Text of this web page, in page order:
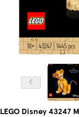
LEGO Disney 43247